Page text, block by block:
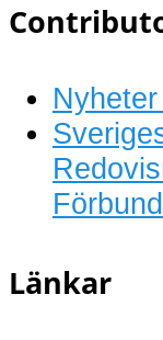
Förbund
Länkar